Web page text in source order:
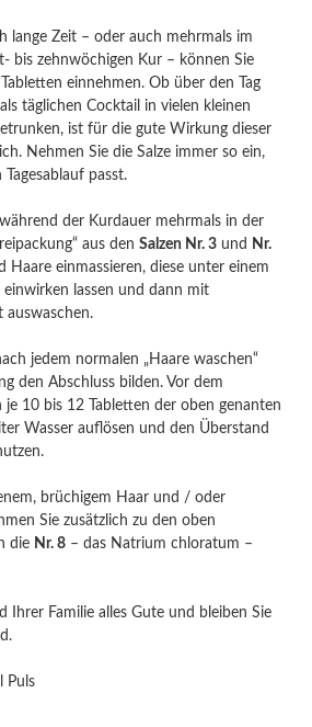
lange Zeit – oder auch mehrmals im
bis zehnwöchigen Kur – können Sie
einnehmen. Ob über den Tag
täglichen Cocktail in vielen kleinen
ist für die gute Wirkung dieser
Nehmen Sie die Salze immer so ein,
passt.
der Kurdauer mehrmals in der
aus den Salzen Nr. 3und Nr.
Haare einmassieren, diese unter einem
lassen und dann mit
auswaschen.
jedem normalen „Haare waschen“
den Abschluss bilden. Vor dem
je 10 bis 12 Tabletten der oben genanten
Wasser auflösen und den Überstand
brüchigem Haar und / oder
Sie zusätzlich zu den oben
die Nr. 8– das Natrium chloratum –
Ihrer Familie alles Gute und bleiben Sie
Puls